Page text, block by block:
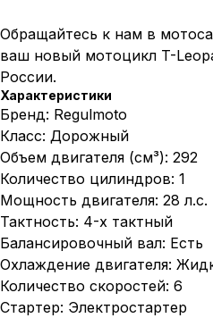
Обращайтесь к нам в
ваш новый мотоцикл T-
России.
Характеристики
Бренд: Regulmoto
Класс: Дорожный
Объем двигателя (см³): 292
Количество цилиндров: 1
Мощность двигателя: 28 л.с.
Тактность: 4-х тактный
Балансировочный вал: Есть
Охлаждение двигателя:
Количество скоростей: 6
Стартер: Электростартер